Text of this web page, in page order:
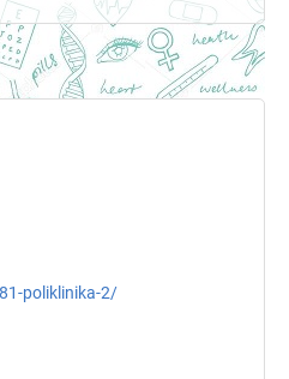
poliklinika-2/